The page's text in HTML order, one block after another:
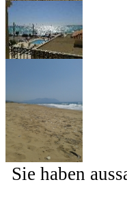
Sie haben